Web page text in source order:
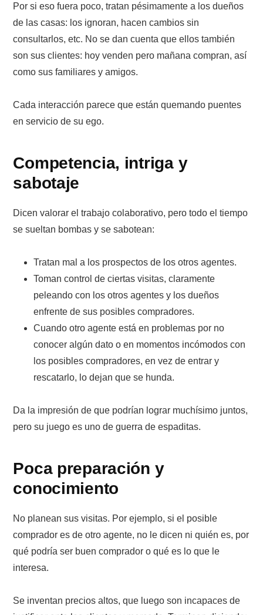
Por si eso fuera poco, tratan pésimamente a los dueños
de las casas: los ignoran, hacen cambios sin
consultarlos, etc. No se dan cuenta que ellos también
son sus clientes: hoy venden pero mañana compran, así
como sus familiares y amigos.
Cada interacción parece que están quemando puentes
en servicio de su ego.
Competencia, intriga y
sabotaje
Dicen valorar el trabajo colaborativo, pero todo el tiempo
se sueltan bombas y se sabotean:
Tratan mal a los prospectos de los otros agentes.
Toman control de ciertas visitas, claramente
peleando con los otros agentes y los dueños
enfrente de sus posibles compradores.
Cuando otro agente está en problemas por no
conocer algún dato o en momentos incómodos con
los posibles compradores, en vez de entrar y
rescatarlo, lo dejan que se hunda.
Da la impresión de que podrían lograr muchísimo juntos,
pero su juego es uno de guerra de espaditas.
Poca preparación y
conocimiento
No planean sus visitas. Por ejemplo, si el posible
comprador es de otro agente, no le dicen ni quién es, por
qué podría ser buen comprador o qué es lo que le
interesa.
Se inventan precios altos, que luego son incapaces de